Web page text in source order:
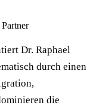
Dr. Raphael
durch einen
die